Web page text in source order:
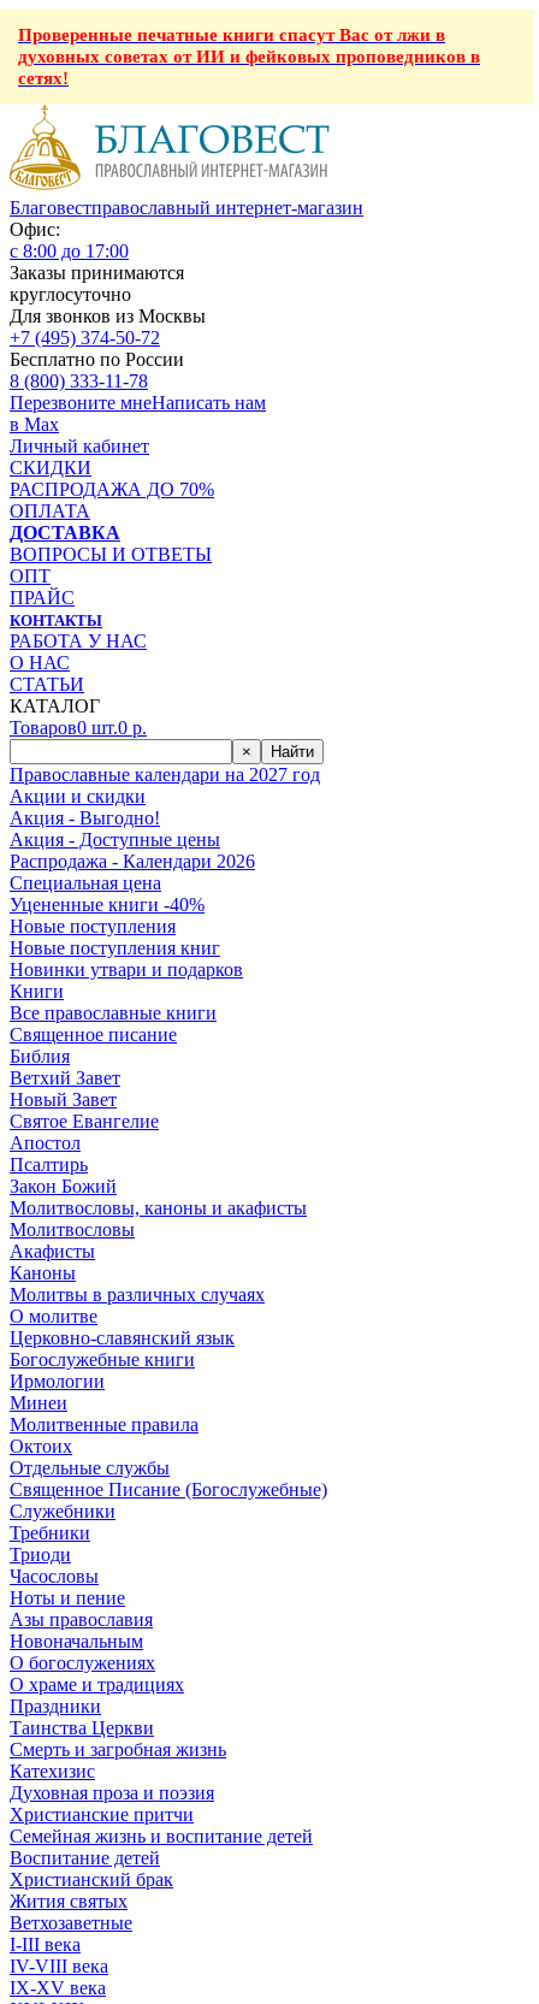
Проверенные печатные книги спасут Вас от лжи в
духовных советах от ИИ и фейковых проповедников в
сетях!
Благовестправославный интернет-магазин
Офис:
с 8:00 до 17:00
Заказы принимаются
круглосуточно
Для звонков из Москвы
+7 (495) 374-50-72
Бесплатно по России
8 (800) 333-11-78
Перезвоните мнеНаписать нам
в Max
Личный кабинет
СКИДКИ
РАСПРОДАЖА ДО 70%
ОПЛАТА
ДОСТАВКА
ВОПРОСЫ И ОТВЕТЫ
ОПТ
ПРАЙС
КОНТАКТЫ
РАБОТА У НАС
О НАС
СТАТЬИ
КАТАЛОГ
Товаров0 шт.0 р.
× Найти
Православные календари на 2027 год
Акции и скидки
Акция - Выгодно!
Акция - Доступные цены
Распродажа - Календари 2026
Специальная цена
Уцененные книги -40%
Новые поступления
Новые поступления книг
Новинки утвари и подарков
Книги
Все православные книги
Священное писание
Библия
Ветхий Завет
Новый Завет
Святое Евангелие
Апостол
Псалтирь
Закон Божий
Молитвословы, каноны и акафисты
Молитвословы
Акафисты
Каноны
Молитвы в различных случаях
О молитве
Церковно-славянский язык
Богослужебные книги
Ирмологии
Минеи
Молитвенные правила
Октоих
Отдельные службы
Священное Писание (Богослужебные)
Служебники
Требники
Триоди
Часословы
Ноты и пение
Азы православия
Новоначальным
О богослужениях
О храме и традициях
Праздники
Таинства Церкви
Смерть и загробная жизнь
Катехизис
Духовная проза и поэзия
Христианские притчи
Семейная жизнь и воспитание детей
Воспитание детей
Христианский брак
Жития святых
Ветхозаветные
I-III века
IV-VIII века
IX-XV века